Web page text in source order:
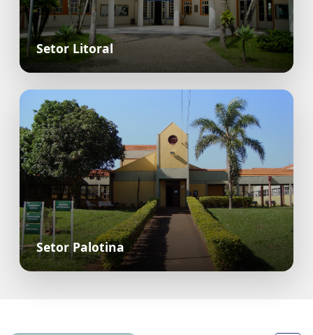
Setor Litoral
Setor Palotina